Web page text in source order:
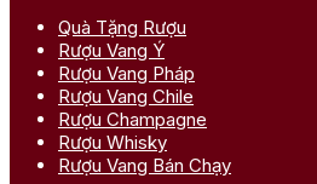
Quà Tặng Rượu
Rượu Vang Ý
Rượu Vang Pháp
Rượu Vang Chile
Rượu Champagne
Rượu Whisky
Rượu Vang Bán Chạy